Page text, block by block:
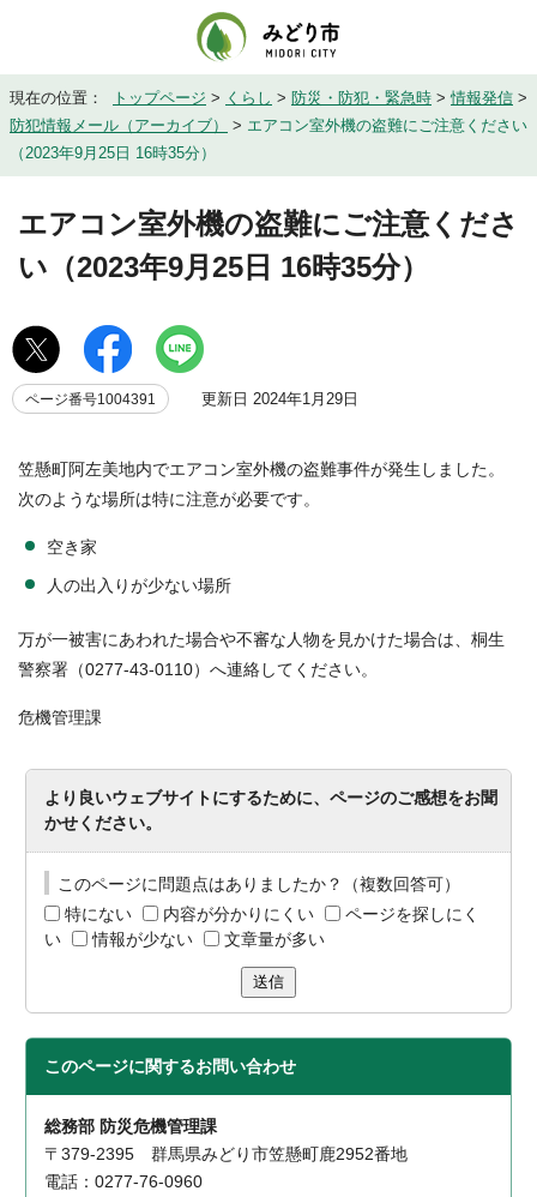
現在の位置： トップページ > くらし > 防災・防犯・緊急時 >情報発信 >
防犯情報メール（アーカイブ）
> エアコン室外機の盗難にご注意ください
（2023年9月25日 16時35分）
エアコン室外機の盗難にご注意くださ
い（2023年9月25日 16時35分）
ページ番号1004391 更新日 2024年1月29日
笠懸町阿左美地内でエアコン室外機の盗難事件が発生しました。
次のような場所は特に注意が必要です。
空き家
人の出入りが少ない場所
万が一被害にあわれた場合や不審な人物を見かけた場合は、桐生
警察署（0277-43-0110）へ連絡してください。
危機管理課
より良いウェブサイトにするために、ページのご感想をお聞
かせください。
このページに問題点はありましたか？（複数回答可）
特にない
内容が分かりにくい
ページを探しにく
い
情報が少ない 文章量が多い
送信
このページに関するお問い合わせ
総務部 防災危機管理課
〒379-2395 群馬県みどり市笠懸町鹿2952番地
電話：0277-76-0960